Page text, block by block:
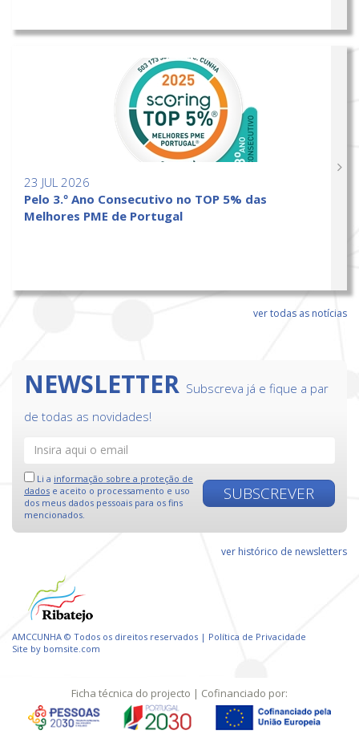
23 JUL 2026
Pelo 3.º Ano Consecutivo no TOP 5% das
Melhores PME de Portugal
ver todas as notícias
NEWSLETTER Subscreva já e fique a par
de todas as novidades!
SUBSCREVER
Li a informação sobre a proteção de
dados e aceito o processamento e uso
dos meus dados pessoais para os fins
mencionados.
ver histórico de newsletters
AMCCUNHA © Todos os direitos reservados | Política de Privacidade
Site by bomsite.com
Ficha técnica do projecto | Cofinanciado por: